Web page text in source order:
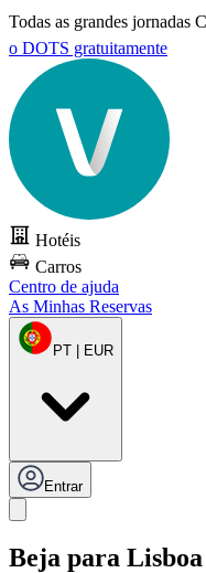
Todas as grandes jornadas
o DOTS gratuitamente
Hotéis
Carros
Centro de ajuda
As Minhas Reservas
PT | EUR
Entrar
Beja para